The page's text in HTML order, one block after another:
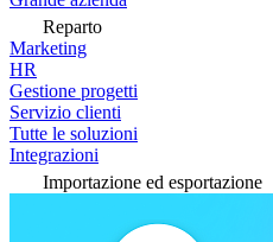
Reparto
Marketing
HR
Gestione progetti
Servizio clienti
Tutte le soluzioni
Integrazioni
Importazione ed esportazione